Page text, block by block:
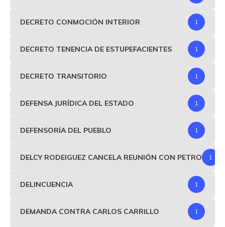
DECRETO CONMOCIÓN INTERIOR 1
DECRETO TENENCIA DE ESTUPEFACIENTES 1
DECRETO TRANSITORIO 1
DEFENSA JURÍDICA DEL ESTADO 1
DEFENSORÍA DEL PUEBLO 1
DELCY RODEIGUEZ CANCELA REUNIÓN CON PETRO 1
DELINCUENCIA 1
DEMANDA CONTRA CARLOS CARRILLO 1